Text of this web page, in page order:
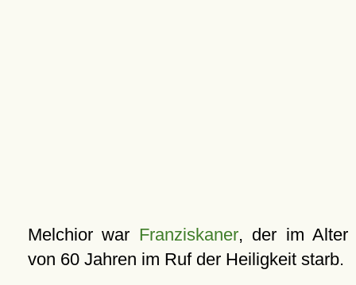
Melchior war Franziskaner, der im Alter
von 60 Jahren im Ruf der Heiligkeit starb.